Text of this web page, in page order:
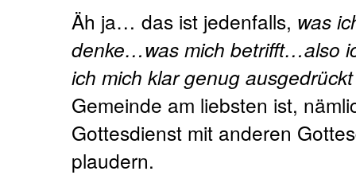
Äh ja… das ist jedenfalls, was
denke…was mich betrifft…also
ich mich klar genug
Gemeinde am liebsten ist,
Gottesdienst mit anderen
plaudern.